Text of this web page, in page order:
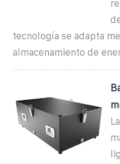
tecnología se adapta
almacenamiento de